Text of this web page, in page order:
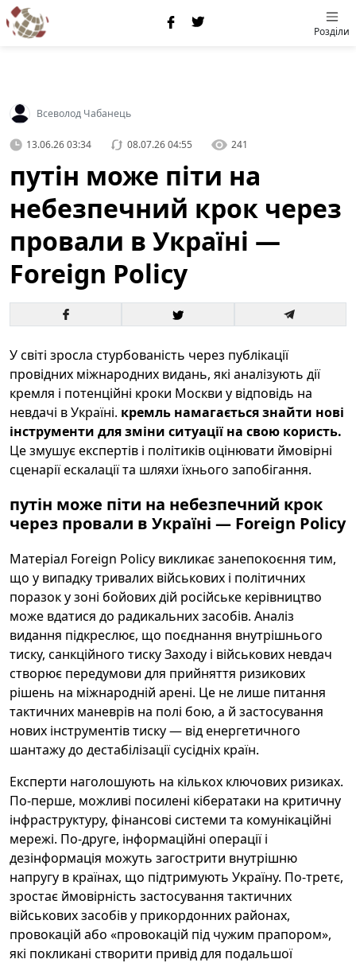
Розділи
Всеволод Чабанець
13.06.26 03:34 08.07.26 04:55 241
путін може піти на
небезпечний крок через
провали в Україні —
Foreign Policy
У світі зросла стурбованість через публікації
провідних міжнародних видань, які аналізують дії
кремля і потенційні кроки Москви у відповідь на
невдачі в Україні. кремль намагається знайти нові
інструменти для зміни ситуації на свою користь.
Це змушує експертів і політиків оцінювати ймовірні
сценарії ескалації та шляхи їхнього запобігання.
путін може піти на небезпечний крок
через провали в Україні — Foreign Policy
Матеріал Foreign Policy викликає занепокоєння тим,
що у випадку тривалих військових і політичних
поразок у зоні бойових дій російське керівництво
може вдатися до радикальних засобів. Аналіз
видання підкреслює, що поєднання внутрішнього
тиску, санкційного тиску Заходу і військових невдач
створює передумови для прийняття ризикових
рішень на міжнародній арені. Це не лише питання
тактичних маневрів на полі бою, а й застосування
нових інструментів тиску — від енергетичного
шантажу до дестабілізації сусідніх країн.
Експерти наголошують на кількох ключових ризиках.
По-перше, можливі посилені кібератаки на критичну
інфраструктуру, фінансові системи та комунікаційні
мережі. По-друге, інформаційні операції і
дезінформація можуть загострити внутрішню
напругу в країнах, що підтримують Україну. По-третє,
зростає ймовірність застосування тактичних
військових засобів у прикордонних районах,
провокацій або «провокацій під чужим прапором»,
які покликані створити привід для подальшої